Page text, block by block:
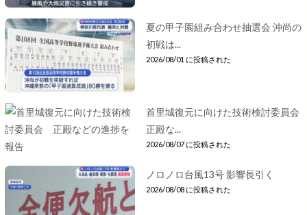
夏の甲子園組み合わせ抽選会 沖尚の
初戦は...
2026/08/01 に投稿された
首里城復元に向けた技術検討委員会
正殿な...
2026/08/07 に投稿された
ノロノロ台風13号 影響長引く
2026/08/08 に投稿された